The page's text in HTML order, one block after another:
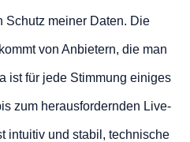
Schutz meiner Daten. Die
von Anbietern, die man
ist für jede Stimmung einiges
zum herausfordernden Live-
intuitiv und stabil, technische